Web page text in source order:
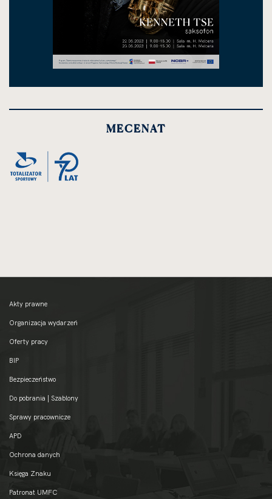
MECENAT
Akty prawne
Organizacja wydarzeń
Oferty pracy
BIP
Bezpieczeństwo
Do pobrania | Szablony
Sprawy pracownicze
APD
Ochrona danych
Księga Znaku
Patronat UMFC